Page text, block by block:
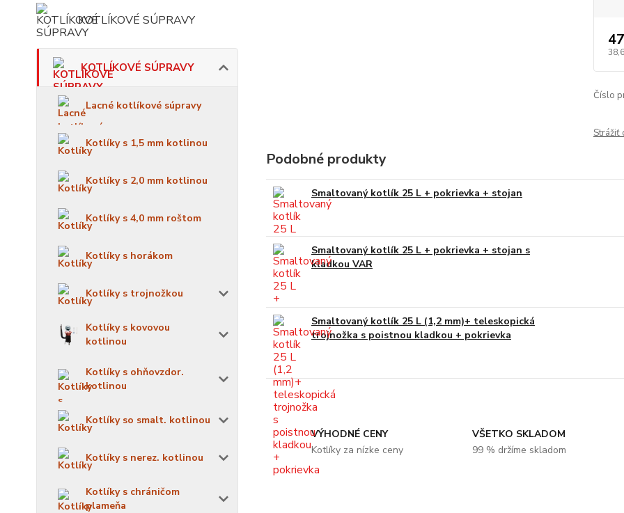
KOTLÍKOVÉ SÚPRAVY
KOTLÍKOVÉ SÚPRAVY
Lacné kotlíkové súpravy
Kotlíky s 1,5 mm kotlinou
Kotlíky s 2,0 mm kotlinou
Kotlíky s 4,0 mm roštom
Kotlíky s horákom
Kotlíky s trojnožkou
Kotlíky s kovovou
kotlinou
Kotlíky s ohňovzdor.
kotlinou
Kotlíky so smalt. kotlinou
Kotlíky s nerez. kotlinou
Kotlíky s chráničom
plameňa
Číslo
Strážiť
Podobné produkty
Smaltovaný kotlík 25 L + pokrievka + stojan
Smaltovaný kotlík 25 L + pokrievka + stojan s
kladkou VAR
Smaltovaný kotlík 25 L (1,2 mm)+ teleskopická
trojnožka s poistnou kladkou + pokrievka
VÝHODNÉ CENY
Kotlíky za nízke ceny
VŠETKO SKLADOM
99 % držíme skladom